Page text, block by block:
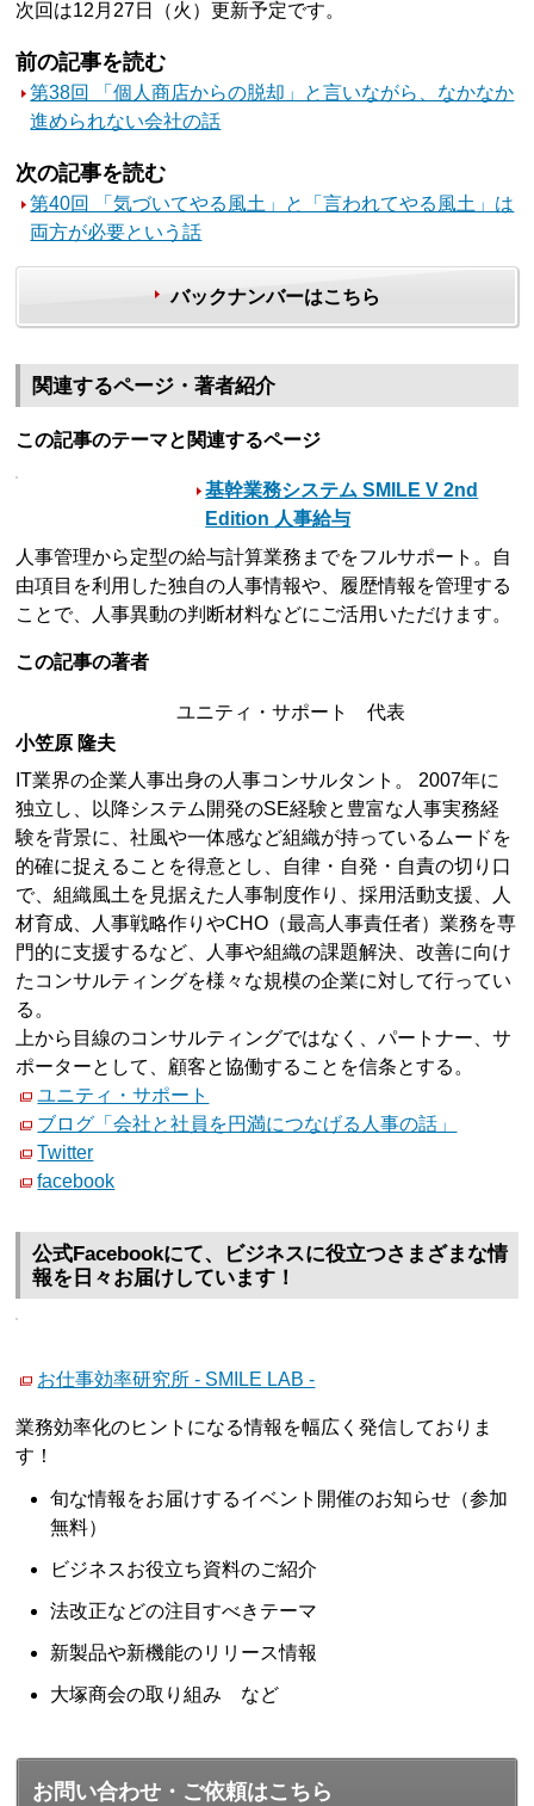
次回は12月27日（火）更新予定です。
前の記事を読む
第38回 「個人商店からの脱却」と言いながら、なかなか
進められない会社の話
次の記事を読む
第40回 「気づいてやる風土」と「言われてやる風土」は
両方が必要という話
バックナンバーはこちら
関連するページ・著者紹介
この記事のテーマと関連するページ
基幹業務システム SMILE V 2nd
Edition 人事給与
人事管理から定型の給与計算業務までをフルサポート。自
由項目を利用した独自の人事情報や、履歴情報を管理する
ことで、人事異動の判断材料などにご活用いただけます。
この記事の著者
ユニティ・サポート 代表
小笠原 隆夫
IT業界の企業人事出身の人事コンサルタント。 2007年に
独立し、以降システム開発のSE経験と豊富な人事実務経
験を背景に、社風や一体感など組織が持っているムードを
的確に捉えることを得意とし、自律・自発・自責の切り口
で、組織風土を見据えた人事制度作り、採用活動支援、人
材育成、人事戦略作りやCHO（最高人事責任者）業務を専
門的に支援するなど、人事や組織の課題解決、改善に向け
たコンサルティングを様々な規模の企業に対して行ってい
る。
上から目線のコンサルティングではなく、パートナー、サ
ポーターとして、顧客と協働することを信条とする。
ユニティ・サポート
ブログ「会社と社員を円満につなげる人事の話」
Twitter
facebook
公式Facebookにて、ビジネスに役立つさまざまな情
報を日々お届けしています！
お仕事効率研究所 - SMILE LAB -
業務効率化のヒントになる情報を幅広く発信しておりま
す！
旬な情報をお届けするイベント開催のお知らせ（参加
無料）
ビジネスお役立ち資料のご紹介
法改正などの注目すべきテーマ
新製品や新機能のリリース情報
大塚商会の取り組み など
お問い合わせ・ご依頼はこちら